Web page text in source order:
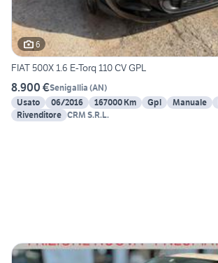
6
FIAT 500X 1.6 E-Torq 110 CV GPL
8.900 €Senigallia (AN)
Usato
06/2016 167000 Km Gpl Manuale
Rivenditore CRM S.R.L.